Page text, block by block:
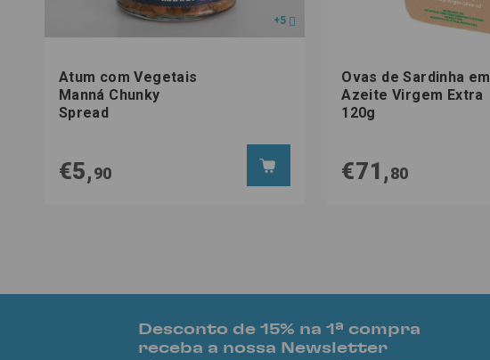
+5
Atum com Vegetais
Manná Chunky
Spread
€5,90
Ovas de Sardinha em
Azeite Virgem Extra
120g
€71,80
Desconto de 15% na 1ª compra
receba a nossa Newsletter